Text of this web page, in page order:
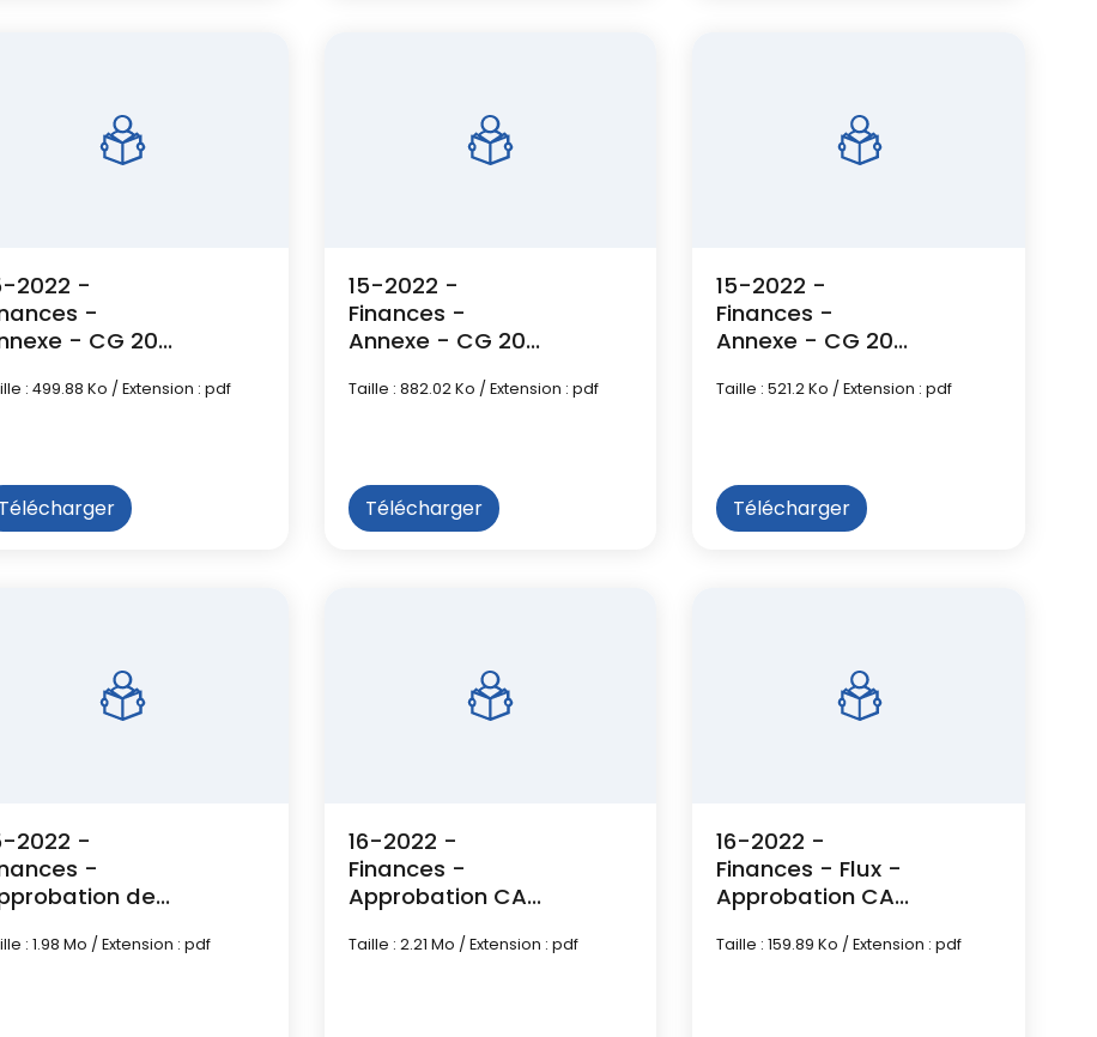
2022 -
-
- CG 2021
: 499.88 Ko / Extension : pdf
Télécharger
15-2022 -
Finances -
Annexe - CG 2021
Principal
Taille : 882.02 Ko / Extension : pdf
Télécharger
15-2022 -
Finances -
Annexe - CG 2021
Taille : 521.2 Ko / Extension : pdf
Télécharger
2022 -
-
des
2021
: 1.98 Mo / Extension : pdf
16-2022 -
Finances -
Approbation CA
principal
Taille : 2.21 Mo / Extension : pdf
16-2022 -
Finances - Flux -
Approbation CA
principal
Taille : 159.89 Ko / Extension : pdf